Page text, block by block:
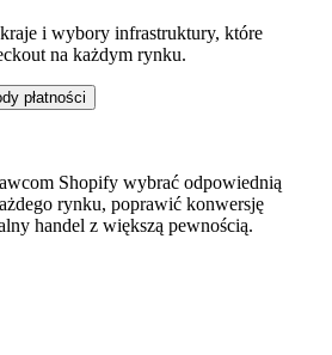
i wybory infrastruktury, które
na każdym rynku.
płatności
Shopify wybrać odpowiednią
rynku, poprawić konwersję
handel z większą pewnością.